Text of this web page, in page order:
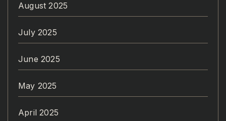
August 2025
July 2025
June 2025
May 2025
April 2025